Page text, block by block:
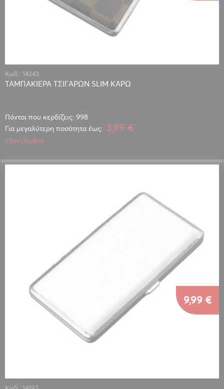
Κωδ.: 14243
ΤΑΜΠΑΚΙΕΡΑ ΤΣΙΓΑΡΩΝ SLIM ΚΑΡΩ
Πόντοι που κερδίζεις: 998
Για μεγαλύτερη ποσότητα έως: 3,99 €
Εξαντλημένο
9,99 €